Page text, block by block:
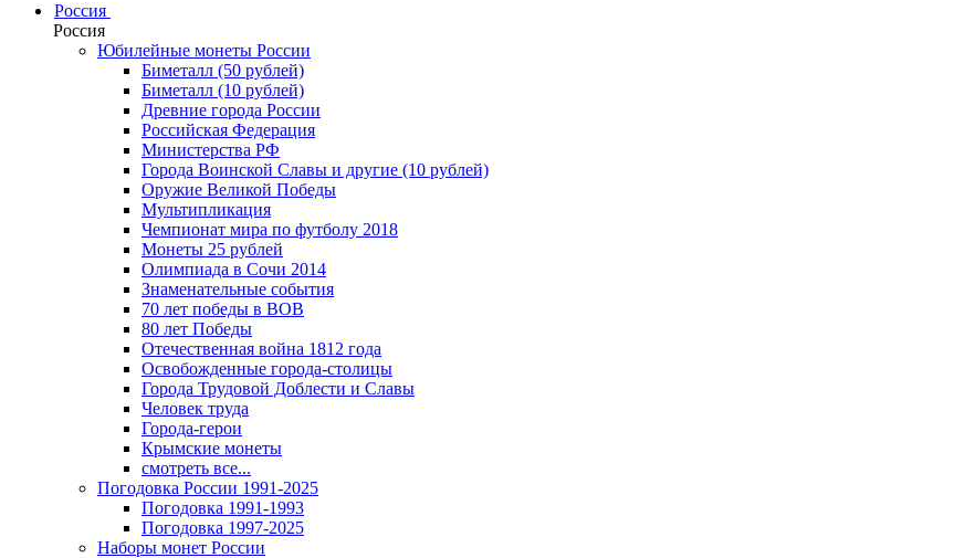
Россия
Россия
Юбилейные монеты России
Биметалл (50 рублей)
Биметалл (10 рублей)
Древние города России
Российская Федерация
Министерства РФ
Города Воинской Славы и другие (10 рублей)
Оружие Великой Победы
Мультипликация
Чемпионат мира по футболу 2018
Монеты 25 рублей
Олимпиада в Сочи 2014
Знаменательные события
70 лет победы в ВОВ
80 лет Победы
Отечественная война 1812 года
Освобожденные города-столицы
Города Трудовой Доблести и Славы
Человек труда
Города-герои
Крымские монеты
смотреть все...
Погодовка России 1991-2025
Погодовка 1991-1993
Погодовка 1997-2025
Наборы монет России